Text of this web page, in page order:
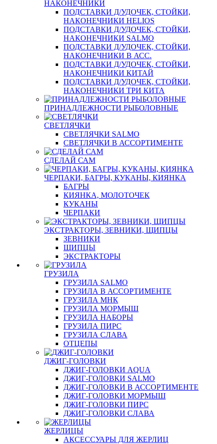
НАКОНЕЧНИКИ
ПОДСТАВКИ Д/УДОЧЕК, СТОЙКИ,
НАКОНЕЧНИКИ HELIOS
ПОДСТАВКИ Д/УДОЧЕК, СТОЙКИ,
НАКОНЕЧНИКИ SALMO
ПОДСТАВКИ Д/УДОЧЕК, СТОЙКИ,
НАКОНЕЧНИКИ В АСС.
ПОДСТАВКИ Д/УДОЧЕК, СТОЙКИ,
НАКОНЕЧНИКИ КИТАЙ
ПОДСТАВКИ Д/УДОЧЕК, СТОЙКИ,
НАКОНЕЧНИКИ ТРИ КИТА
ПРИНАДЛЕЖНОСТИ РЫБОЛОВНЫЕ
СВЕТЛЯЧКИ
СВЕТЛЯЧКИ SALMO
СВЕТЛЯЧКИ В АССОРТИМЕНТЕ
СДЕЛАЙ САМ
ЧЕРПАКИ, БАГРЫ, КУКАНЫ, КИЯНКА
БАГРЫ
КИЯНКА, МОЛОТОЧЕК
КУКАНЫ
ЧЕРПАКИ
ЭКСТРАКТОРЫ, ЗЕВНИКИ, ЩИПЦЫ
ЗЕВНИКИ
ЩИПЦЫ
ЭКСТРАКТОРЫ
ГРУЗИЛА
ГРУЗИЛА SALMO
ГРУЗИЛА В АССОРТИМЕНТЕ
ГРУЗИЛА МНК
ГРУЗИЛА МОРМЫШ
ГРУЗИЛА НАБОРЫ
ГРУЗИЛА ПИРС
ГРУЗИЛА СЛАВА
ОТЦЕПЫ
ДЖИГ-ГОЛОВКИ
ДЖИГ-ГОЛОВКИ AQUA
ДЖИГ-ГОЛОВКИ SALMO
ДЖИГ-ГОЛОВКИ В АССОРТИМЕНТЕ
ДЖИГ-ГОЛОВКИ МОРМЫШ
ДЖИГ-ГОЛОВКИ ПИРС
ДЖИГ-ГОЛОВКИ СЛАВА
ЖЕРЛИЦЫ
АКСЕССУАРЫ ДЛЯ ЖЕРЛИЦ